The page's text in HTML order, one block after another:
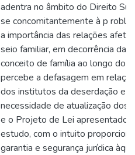
adentra no âmbito do Direito
se concomitantemente à p
a importância das relações
seio familiar, em decorrência da
conceito de família ao longo do
percebe a defasagem em
dos institutos da deserdação e
necessidade de atualização dos
e o Projeto de Lei apresentado
estudo, com o intuito
garantia e segurança jurídica